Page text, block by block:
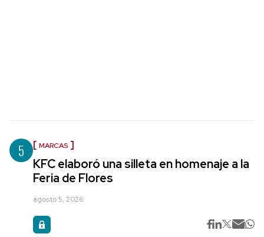
5 MARCAS
KFC elaboró una silleta en homenaje a la
Feria de Flores
agosto 5, 2026